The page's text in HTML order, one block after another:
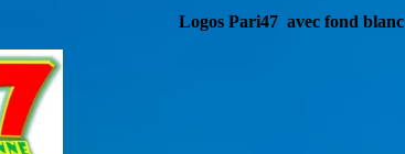
Logos Pari47 avec fond blanc